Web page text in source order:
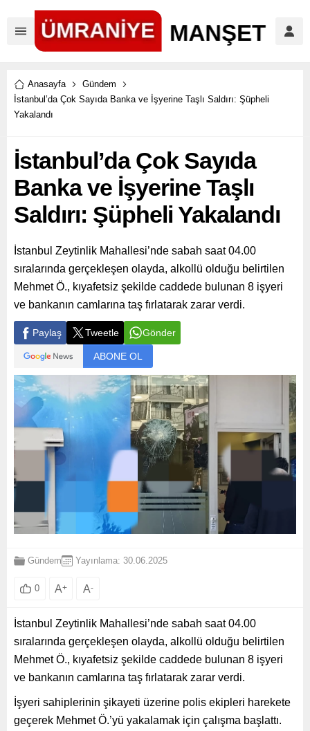
Anasayfa
Gündem
İstanbul’da Çok Sayıda Banka ve İşyerine Taşlı Saldırı: Şüpheli
Yakalandı
İstanbul’da Çok Sayıda
Banka ve İşyerine Taşlı
Saldırı: Şüpheli Yakalandı
İstanbul Zeytinlik Mahallesi’nde sabah saat 04.00
sıralarında gerçekleşen olayda, alkollü olduğu belirtilen
Mehmet Ö., kıyafetsiz şekilde caddede bulunan 8 işyeri
ve bankanın camlarına taş fırlatarak zarar verdi.
Paylaş Tweetle Gönder
ABONE OL
Gündem Yayınlama: 30.06.2025
0 A+ A-
İstanbul Zeytinlik Mahallesi’nde sabah saat 04.00
sıralarında gerçekleşen olayda, alkollü olduğu belirtilen
Mehmet Ö., kıyafetsiz şekilde caddede bulunan 8 işyeri
ve bankanın camlarına taş fırlatarak zarar verdi.
İşyeri sahiplerinin şikayeti üzerine polis ekipleri harekete
geçerek Mehmet Ö.’yü yakalamak için çalışma başlattı.